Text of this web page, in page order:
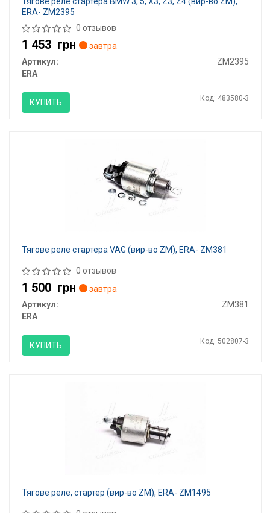
ERA- ZM2395
0 отзывов
1 453 грн
завтра
Артикул:
ZM2395
ERA
КУПИТЬ Код: 483580-3
Тягове реле стартера VAG (вир-во ZM), ERA- ZM381
0 отзывов
1 500 грн
завтра
Артикул:
ZM381
ERA
КУПИТЬ Код: 502807-3
Тягове реле, стартер (вир-во ZM), ERA- ZM1495